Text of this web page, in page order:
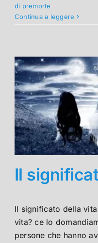
di premorte
Continua a leggere
Il
Il significato della
vita? ce lo
persone che hanno